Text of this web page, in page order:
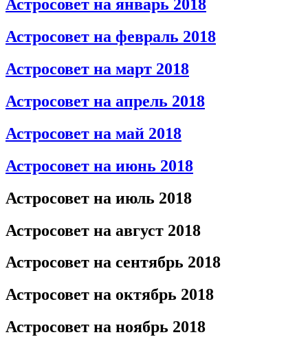
Астросовет на январь 2018
Астросовет на февраль 2018
Астросовет на март 2018
Астросовет на апрель 2018
Астросовет на май 2018
Астросовет на июнь 2018
Астросовет на июль 2018
Астросовет на август 2018
Астросовет на сентябрь 2018
Астросовет на октябрь 2018
Астросовет на ноябрь 2018